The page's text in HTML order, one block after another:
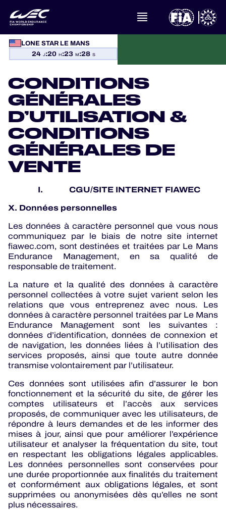
LONE STAR LE MANS
24 J:20 H:23 M:28 S
À PROPOS DU FIA WEC
CALENDRIER
CLASSEMENTS
RÉSULTATS
LA GRILLE
PROGRAMMES OFFICIELS
JEU OFFICIEL
HOSPITALITÉS
BILLETTERIE
24H LEMANS
ELMS
MLMC
ALMS
CONDITIONS
GÉNÉRALES
D’UTILISATION &
CONDITIONS
GÉNÉRALES DE
VENTE
I. CGU/SITE INTERNET FIAWEC
X. Données personnelles
Les données à caractère personnel que vous nous
communiquez par le biais de notre site internet
fiawec.com, sont destinées et traitées par Le Mans
Endurance Management, en sa qualité de
responsable de traitement.
La nature et la qualité des données à caractère
personnel collectées à votre sujet varient selon les
relations que vous entreprenez avec nous. Les
données à caractère personnel traitées par Le Mans
Endurance Management sont les suivantes :
données d’identification, données de connexion et
de navigation, les données liées à l’utilisation des
services proposés, ainsi que toute autre donnée
transmise volontairement par l’utilisateur.
Ces données sont utilisées afin d’assurer le bon
fonctionnement et la sécurité du site, de gérer les
comptes utilisateurs et l’accès aux services
proposés, de communiquer avec les utilisateurs, de
répondre à leurs demandes et de les informer des
mises à jour, ainsi que pour améliorer l’expérience
utilisateur et analyser la fréquentation du site, tout
en respectant les obligations légales applicables.
Les données personnelles sont conservées pour
une durée proportionnée aux finalités du traitement
et conformément aux obligations légales, et sont
supprimées ou anonymisées dès qu’elles ne sont
plus nécessaires.